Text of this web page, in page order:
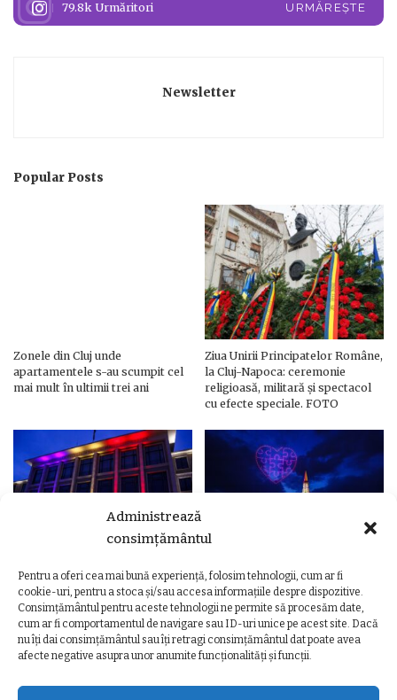
Administrează
consimțământul
Pentru a oferi cea mai bună experiență, folosim tehnologii, cum ar fi
cookie-uri, pentru a stoca și/sau accesa informațiile despre dispozitive.
Consimțământul pentru aceste tehnologii ne permite să procesăm date,
cum ar fi comportamentul de navigare sau ID-uri unice pe acest site. Dacă
nu îți dai consimțământul sau îți retragi consimțământul dat poate avea
afecte negative asupra unor anumite funcționalități și funcții.
79.8k Urmăritori URMĂREȘTE
Newsletter
Popular Posts
Zonele din Cluj unde
apartamentele s-au scumpit cel
mai mult în ultimii trei ani
Ziua Unirii Principatelor Române,
la Cluj-Napoca: ceremonie
religioasă, militară și spectacol
cu efecte speciale. FOTO
Ziua Unirii Principatelor Române
– Clădiri și poduri din Cluj,
iluminate în culorile drapelului
Ziua Unirii la Cluj-Napoca.
Programul complet al
evenimentelor